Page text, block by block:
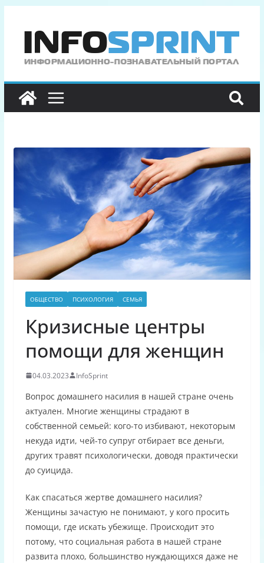
содержимому
ОБЩЕСТВО ПСИХОЛОГИЯ СЕМЬЯ
Кризисные центры
помощи для женщин
04.03.2023 InfoSprint
Вопрос домашнего насилия в нашей стране очень
актуален. Многие женщины страдают в
собственной семьей: кого-то избивают, некоторым
некуда идти, чей-то супруг отбирает все деньги,
других травят психологически, доводя практически
до суицида.
Как спасаться жертве домашнего насилия?
Женщины зачастую не понимают, у кого просить
помощи, где искать убежище. Происходит это
потому, что социальная работа в нашей стране
развита плохо, большинство нуждающихся даже не